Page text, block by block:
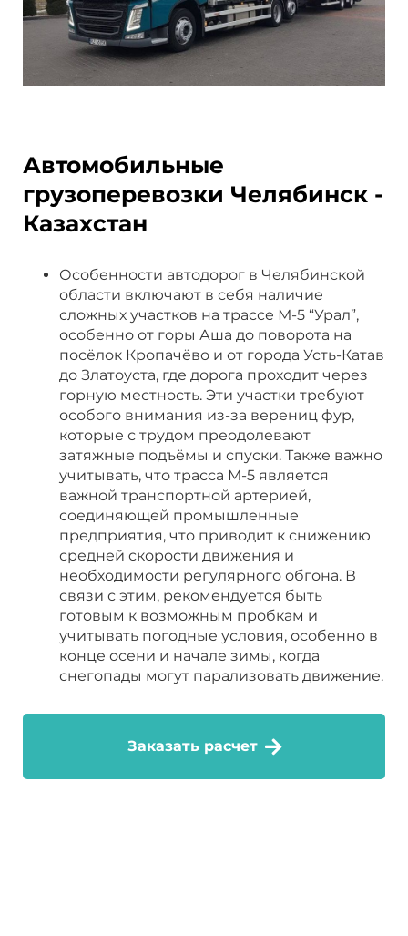
Автомобильные
грузоперевозки Челябинск -
Казахстан
Особенности автодорог в Челябинской
области включают в себя наличие
сложных участков на трассе М-5 “Урал”,
особенно от горы Аша до поворота на
посёлок Кропачёво и от города Усть-Катав
до Златоуста, где дорога проходит через
горную местность. Эти участки требуют
особого внимания из-за верениц фур,
которые с трудом преодолевают
затяжные подъёмы и спуски. Также важно
учитывать, что трасса М-5 является
важной транспортной артерией,
соединяющей промышленные
предприятия, что приводит к снижению
средней скорости движения и
необходимости регулярного обгона. В
связи с этим, рекомендуется быть
готовым к возможным пробкам и
учитывать погодные условия, особенно в
конце осени и начале зимы, когда
снегопады могут парализовать движение.
Заказать расчет